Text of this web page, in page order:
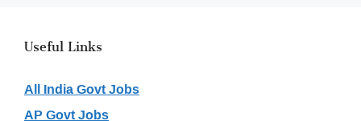
Useful Links
All India Govt Jobs
AP Govt Jobs